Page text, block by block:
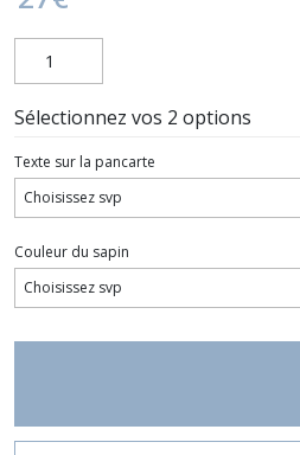
Sélectionnez vos 2 options
Texte sur la pancarte
Couleur du sapin